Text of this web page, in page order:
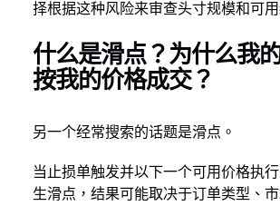
择根据这种风险来审查头寸规模和可用
什么是滑点？为什么我
按我的价格成交？
另一个经常搜索的话题是滑点。
当止损单触发并以下一个可用价格执
生滑点，结果可能取决于订单类型、